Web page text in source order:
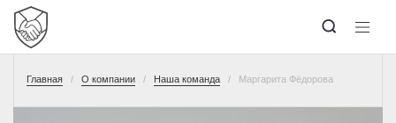
Главная О компании Наша команда Маргарита Фёдорова